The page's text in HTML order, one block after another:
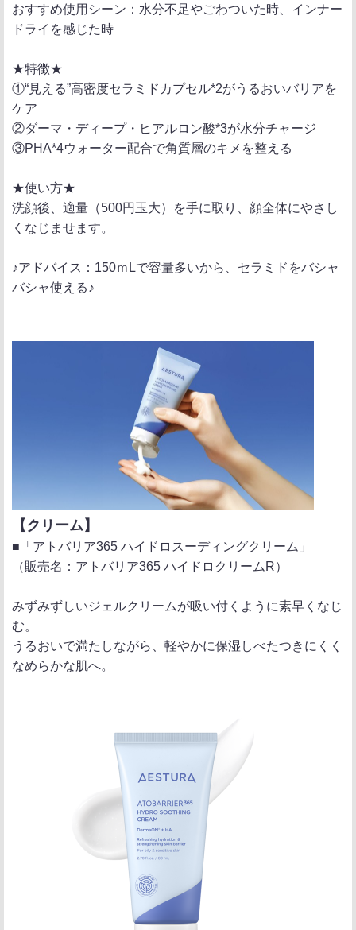
おすすめ使用シーン：水分不足やごわついた時、インナー
ドライを感じた時
★特徴★
①“見える”高密度セラミドカプセル*2がうるおいバリアを
ケア
②ダーマ・ディープ・ヒアルロン酸*3が水分チャージ
③PHA*4ウォーター配合で角質層のキメを整える
★使い方★
洗顔後、適量（500円玉大）を手に取り、顔全体にやさし
くなじませます。
♪アドバイス：150ｍLで容量多いから、セラミドをバシャ
バシャ使える♪
【クリーム】
■「アトバリア365 ハイドロスーディングクリーム」
（販売名：アトバリア365 ハイドロクリームR）
みずみずしいジェルクリームが吸い付くように素早くなじ
む。
うるおいで満たしながら、軽やかに保湿しべたつきにくく
なめらかな肌へ。